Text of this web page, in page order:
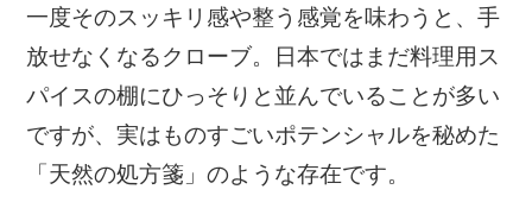
一度そのスッキリ感や整う感覚を味わうと、手
放せなくなるクローブ。日本ではまだ料理用ス
パイスの棚にひっそりと並んでいることが多い
ですが、実はものすごいポテンシャルを秘めた
「天然の処方箋」のような存在です。